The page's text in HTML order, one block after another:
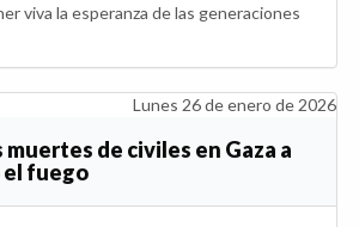
viva la esperanza de las generaciones
Lunes 26 de enero de 2026
de civiles en Gaza a
el fuego